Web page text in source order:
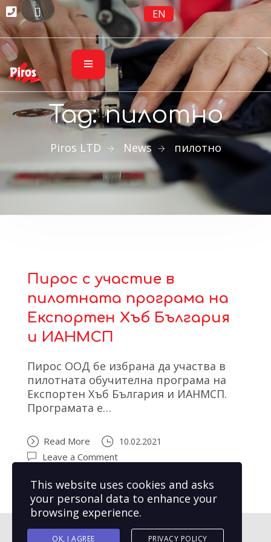
EN
Tag:пилотно
Piros LTD News пилотно
Пирос с участие в
пилотната програма на
Експортен Хъб България
и ИАНМСП
Пирос ООД бе избрана да участва в
пилотната обучителна програма на
Експортен Хъб България и ИАНМСП.
Програмата е…
Read More 10.02.2021
Leave a Comment
This website uses cookies and asks
your personal data to enhance your
browsing experience.
OK, I AGREE PRIVACY POLICY